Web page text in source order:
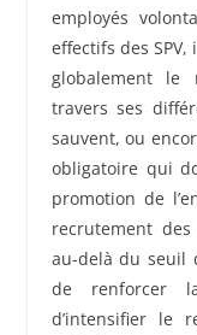
employés
effectifs des
globalement le
travers ses
sauvent, ou
obligatoire qui
promotion de
recrutement
au-delà du seuil
de renforcer
d’intensifier le